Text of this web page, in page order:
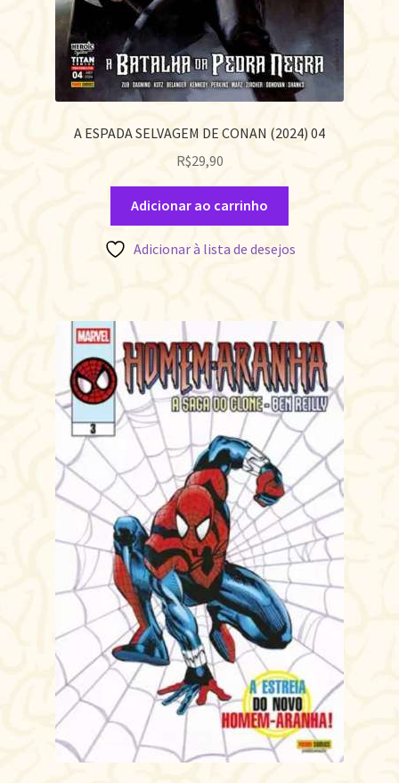
A ESPADA SELVAGEM DE CONAN (2024) 04
R$29,90
Adicionar ao carrinho
Adicionar à lista de desejos